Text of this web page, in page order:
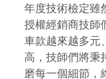
年度技術檢定雖
授權經銷商技師
車款越來越多元
高，技師們將秉
磨每一個細節，